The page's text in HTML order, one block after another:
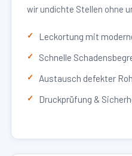
wir undichte Stellen ohne
Leckortung mit
Schnelle
Austausch defekter
Druckprüfung &